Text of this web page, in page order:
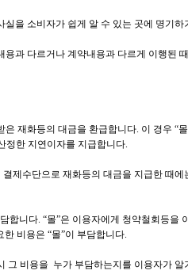
을 소비자가 쉽게 알 수 있는 곳에 명기
과 다르거나 계약내용과 다르게 이행된
재화등의 대금을 환급합니다. 이 경우
정한 지연이자를 지급합니다.
제수단으로 재화등의 대금을 지급한 때
니다. “몰”은 이용자에게 청약철회등
비용은 “몰”이 부담합니다.
비용을 누가 부담하는지를 이용자가 알